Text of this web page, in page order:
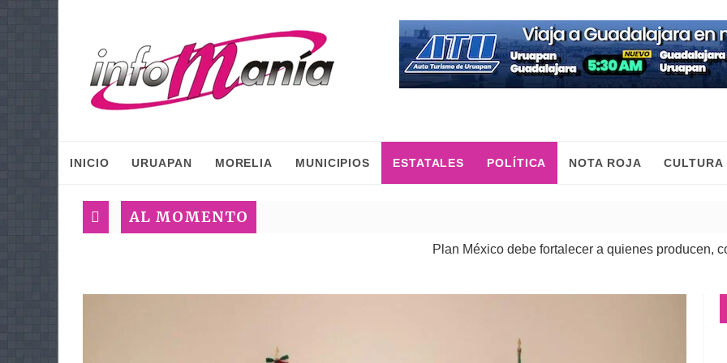
INICIO URUAPAN MORELIA MUNICIPIOS ESTATALES POLÍTICA NOTA ROJA CULTURA
AL MOMENTO
Plan México debe fortalecer a quienes producen, comercian y